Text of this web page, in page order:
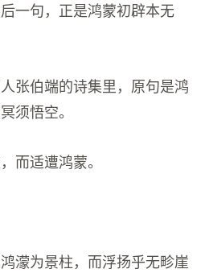
一句，正是鸿蒙初辟本无
张伯端的诗集里，原句是鸿
须悟空。
而适遭鸿蒙。
濛为景柱，而浮扬乎无畛崖